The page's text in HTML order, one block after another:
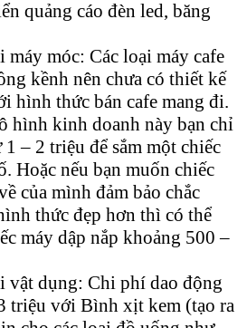
quảng cáo đèn led, băng
máy móc: Các loại máy cafe
kềnh nên chưa có thiết kế
hình thức bán cafe mang đi.
hình kinh doanh này bạn chỉ
– 2 triệu để sắm một chiếc
Hoặc nếu bạn muốn chiếc
của mình đảm bảo chắc
thức đẹp hơn thì có thể
máy dập nắp khoảng 500 –
vật dụng: Chi phí dao động
triệu với Bình xịt kem (tạo ra